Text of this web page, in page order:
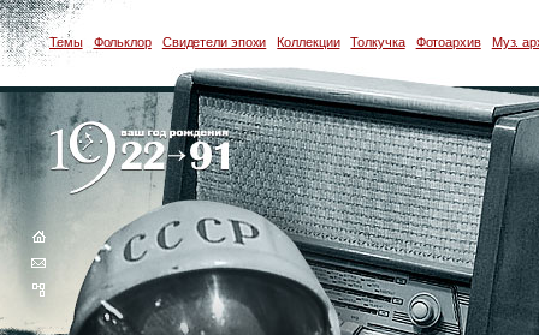
Темы Фольклор Свидетели эпохи Коллекции Толкучка Фотоархив Муз.